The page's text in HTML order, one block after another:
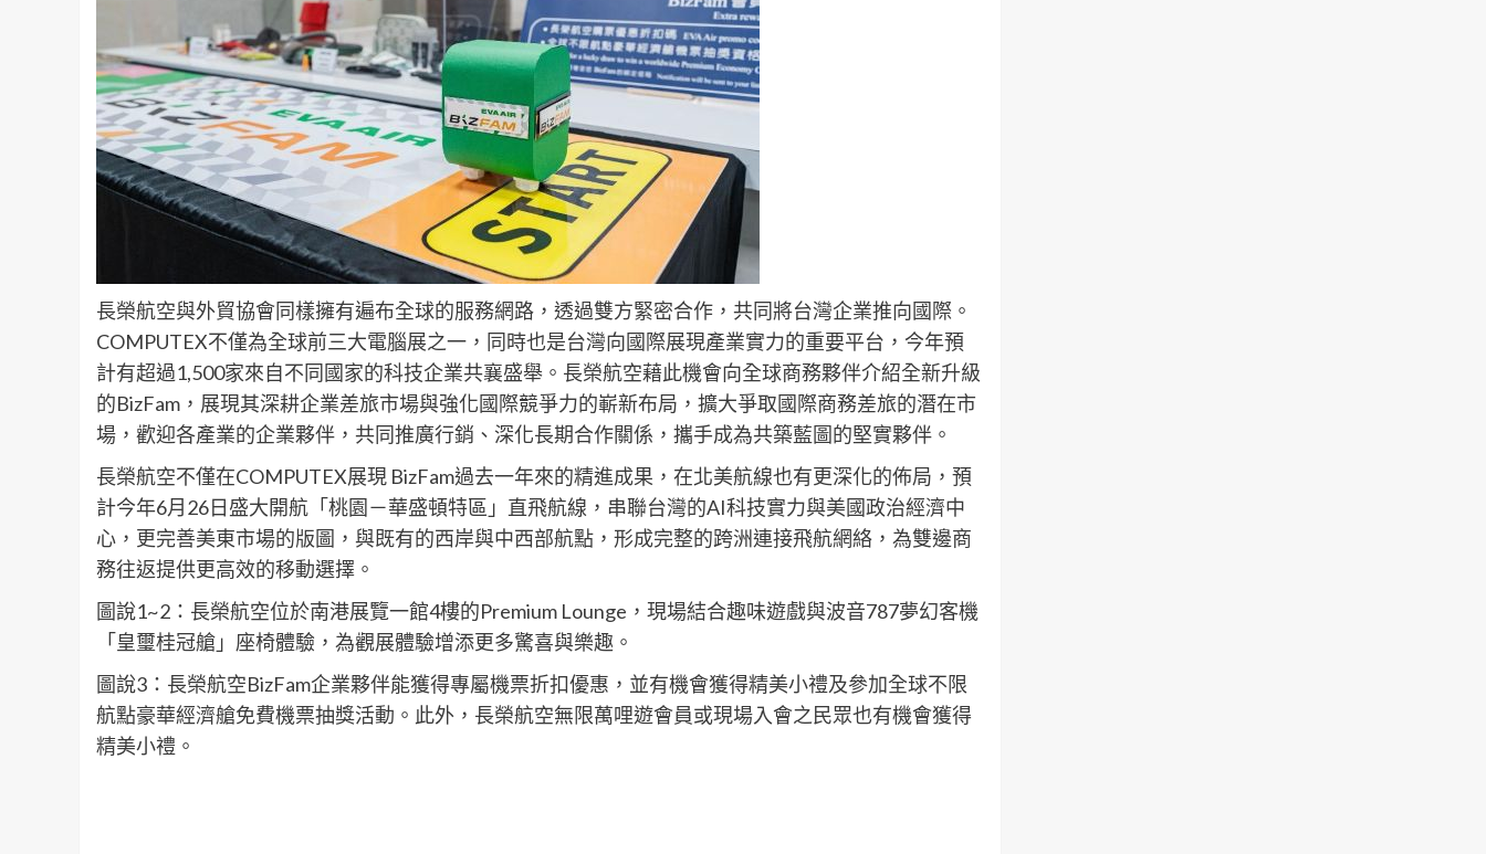
長榮航空與外貿協會同樣擁有遍布全球的服務網路，透過雙方緊密合作，共同將台灣企業推向國際。
COMPUTEX不僅為全球前三大電腦展之一，同時也是台灣向國際展現產業實力的重要平台，今年預
計有超過1,500家來自不同國家的科技企業共襄盛舉。長榮航空藉此機會向全球商務夥伴介紹全新升級
的BizFam，展現其深耕企業差旅市場與強化國際競爭力的嶄新布局，擴大爭取國際商務差旅的潛在市
場，歡迎各產業的企業夥伴，共同推廣行銷、深化長期合作關係，攜手成為共築藍圖的堅實夥伴。
長榮航空不僅在COMPUTEX展現 BizFam過去一年來的精進成果，在北美航線也有更深化的佈局，預
計今年6月26日盛大開航「桃園－華盛頓特區」直飛航線，串聯台灣的AI科技實力與美國政治經濟中
心，更完善美東市場的版圖，與既有的西岸與中西部航點，形成完整的跨洲連接飛航網絡，為雙邊商
務往返提供更高效的移動選擇。
圖說1~2：長榮航空位於南港展覽一館4樓的Premium Lounge，現場結合趣味遊戲與波音787夢幻客機
「皇璽桂冠艙」座椅體驗，為觀展體驗增添更多驚喜與樂趣。
圖說3：長榮航空BizFam企業夥伴能獲得專屬機票折扣優惠，並有機會獲得精美小禮及參加全球不限
航點豪華經濟艙免費機票抽獎活動。此外，長榮航空無限萬哩遊會員或現場入會之民眾也有機會獲得
精美小禮。